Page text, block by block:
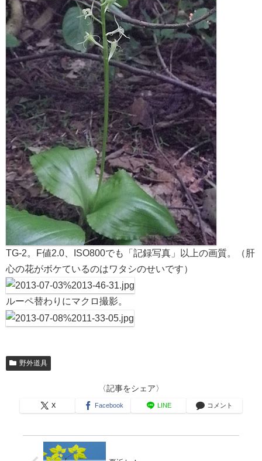
TG-2。F値2.0、ISO800でも「記録写真」以上の画質。（肝
心の花がボケているのはワタシのせいです）
ルーペ替わりにマクロ撮影。
野外道具
〈記事をシェア〉
X Facebook LINE コメント